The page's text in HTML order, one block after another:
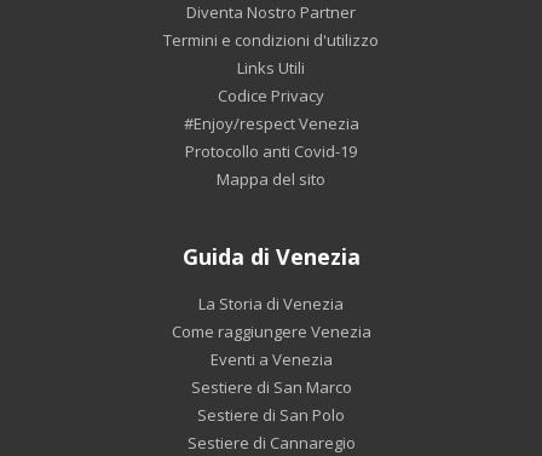
Diventa Nostro Partner
Termini e condizioni d'utilizzo
Links Utili
Codice Privacy
#Enjoy/respect Venezia
Protocollo anti Covid-19
Mappa del sito
Guida di Venezia
La Storia di Venezia
Come raggiungere Venezia
Eventi a Venezia
Sestiere di San Marco
Sestiere di San Polo
Sestiere di Cannaregio